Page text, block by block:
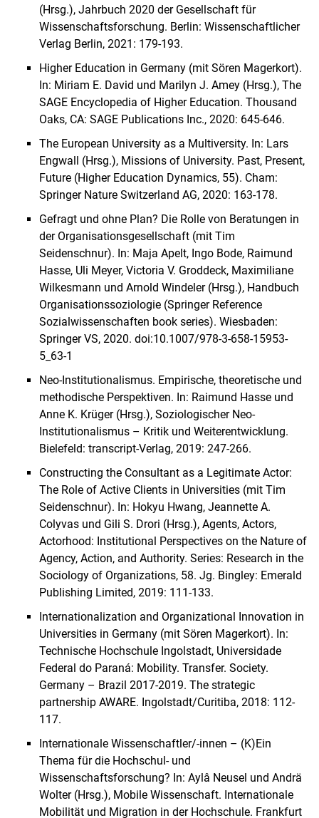
(Hrsg.), Jahrbuch 2020 der Gesellschaft für
Wissenschaftsforschung. Berlin: Wissenschaftlicher
Verlag Berlin, 2021: 179-193.
Higher Education in Germany (mit Sören Magerkort).
In: Miriam E. David und Marilyn J. Amey (Hrsg.), The
SAGE Encyclopedia of Higher Education. Thousand
Oaks, CA: SAGE Publications Inc., 2020: 645-646.
The European University as a Multiversity. In: Lars
Engwall (Hrsg.), Missions of University. Past, Present,
Future (Higher Education Dynamics, 55). Cham:
Springer Nature Switzerland AG, 2020: 163-178.
Gefragt und ohne Plan? Die Rolle von Beratungen in
der Organisationsgesellschaft (mit Tim
Seidenschnur). In: Maja Apelt, Ingo Bode, Raimund
Hasse, Uli Meyer, Victoria V. Groddeck, Maximiliane
Wilkesmann und Arnold Windeler (Hrsg.), Handbuch
Organisationssoziologie (Springer Reference
Sozialwissenschaften book series). Wiesbaden:
Springer VS, 2020. doi:10.1007/978-3-658-15953-
5_63-1
Neo-Institutionalismus. Empirische, theoretische und
methodische Perspektiven. In: Raimund Hasse und
Anne K. Krüger (Hrsg.), Soziologischer Neo-
Institutionalismus – Kritik und Weiterentwicklung.
Bielefeld: transcript-Verlag, 2019: 247-266.
Constructing the Consultant as a Legitimate Actor:
The Role of Active Clients in Universities (mit Tim
Seidenschnur). In: Hokyu Hwang, Jeannette A.
Colyvas und Gili S. Drori (Hrsg.), Agents, Actors,
Actorhood: Institutional Perspectives on the Nature of
Agency, Action, and Authority. Series: Research in the
Sociology of Organizations, 58. Jg. Bingley: Emerald
Publishing Limited, 2019: 111-133.
Internationalization and Organizational Innovation in
Universities in Germany (mit Sören Magerkort). In:
Technische Hochschule Ingolstadt, Universidade
Federal do Paraná: Mobility. Transfer. Society.
Germany – Brazil 2017-2019. The strategic
partnership AWARE. Ingolstadt/Curitiba, 2018: 112-
117.
Internationale Wissenschaftler/-innen – (K)Ein
Thema für die Hochschul- und
Wissenschaftsforschung? In: Aylâ Neusel und Andrä
Wolter (Hrsg.), Mobile Wissenschaft. Internationale
Mobilität und Migration in der Hochschule. Frankfurt